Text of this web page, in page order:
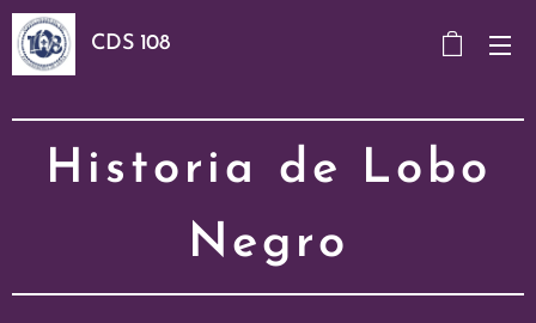
CDS 108
Historia de Lobo
Negro